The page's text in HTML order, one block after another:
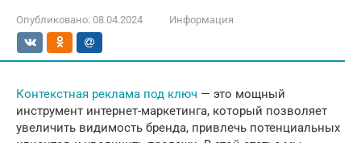
Опубликовано: 08.04.2024 Информация
Контекстная реклама под ключ — это мощный
инструмент интернет-маркетинга, который позволяет
увеличить видимость бренда, привлечь потенциальных